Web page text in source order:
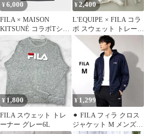
¥6,000
FILA × MAISON
KITSUNÉ コラボTシャ
ツ ユニセックス 美品
¥2,400
​L'EQUIPE × FILA コラ
ボ スウェット トレーナ
ー 白 サイズ38
¥ 1,800
FILA スウェット トレ
ーナー グレー6L
¥1,299
⚫︎ FILA フィラ クロス
ジャケット M メンズ